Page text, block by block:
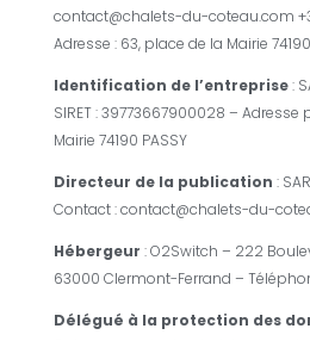
contact@chalets-du-coteau.com
Adresse : 63, place de la Mairie
Identification de l’entreprise:
SIRET : 39773667900028 – Adresse
Mairie 74190 PASSY
Directeur de la publication :
Contact : contact@chalets-du-
Hébergeur : O2Switch – 222
63000 Clermont-Ferrand –
Délégué à la protection des